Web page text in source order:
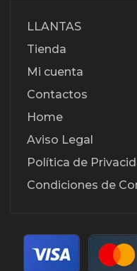
LLANTAS
Tienda
Mi cuenta
Contactos
Home
Aviso Legal
Política de
Condiciones de